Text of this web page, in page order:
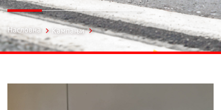
Насловна Кампањи